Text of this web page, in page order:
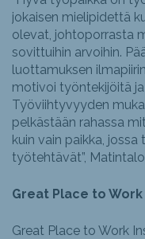
jokaisen mielipidettä
olevat, johtoporrasta
sovittuihin arvoihin.
luottamuksen
motivoi työntekijöitä
Työviihtyvyyden
pelkästään rahassa
kuin vain paikka,
työtehtävät”,
Great Place to Work
Great Place to Work